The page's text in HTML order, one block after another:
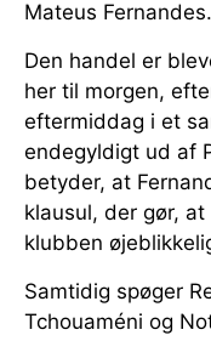
Mateus Fernandes.
Den handel er
her til morgen,
eftermiddag i et
endegyldigt ud af
betyder, at
klausul, der gør,
klubben
Samtidig spøger
Tchouaméni og